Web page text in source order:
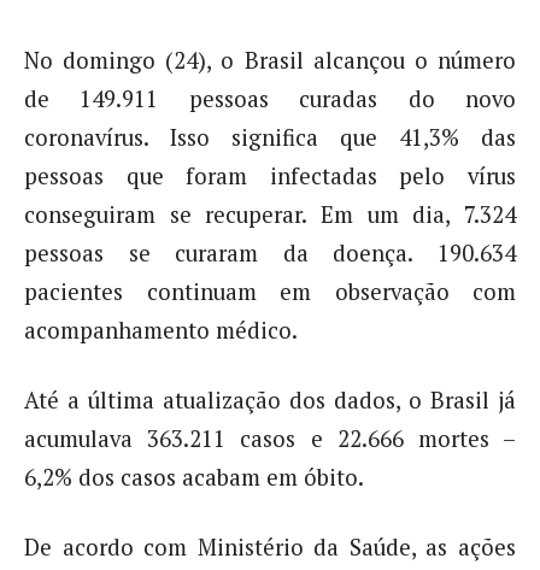
No domingo (24), o Brasil alcançou o número
de 149.911 pessoas curadas do novo
coronavírus. Isso significa que 41,3% das
pessoas que foram infectadas pelo vírus
conseguiram se recuperar. Em um dia, 7.324
pessoas se curaram da doença. 190.634
pacientes continuam em observação com
acompanhamento médico.
Até a última atualização dos dados, o Brasil já
acumulava 363.211 casos e 22.666 mortes –
6,2% dos casos acabam em óbito.
De acordo com Ministério da Saúde, as ações